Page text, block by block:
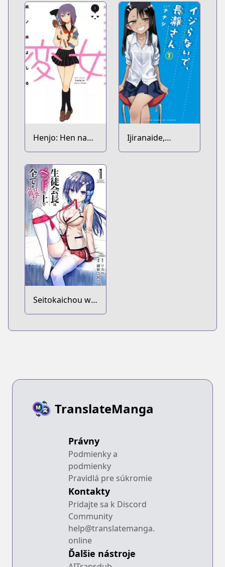
Henjo: Hen na
Joshikousei
Amaguri Senko
Ijiranaide,
Nagatoro-san
Seitokaichou wa
Bed no Ue de
TranslateManga
Právny
Podmienky a
podmienky
Pravidlá pre súkromie
Kontakty
Pridajte sa k Discord
Community
help@translatemanga.
online
Ďalšie nástroje